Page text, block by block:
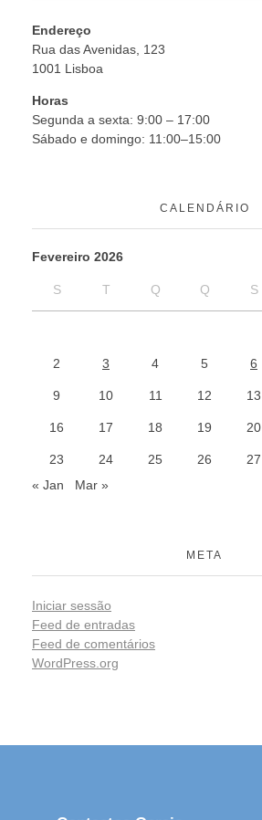
Endereço
Rua das Avenidas, 123
1001 Lisboa
Horas
Segunda a sexta: 9:00 – 17:00
Sábado e domingo: 11:00–15:00
CALENDÁRIO
Fevereiro 2026
S T Q Q S
2 3 4 5 6
9 10 11 12 13
16 17 18 19 20
23 24 25 26 27
« Jan
Mar »
META
Iniciar sessão
Feed de entradas
Feed de comentários
WordPress.org